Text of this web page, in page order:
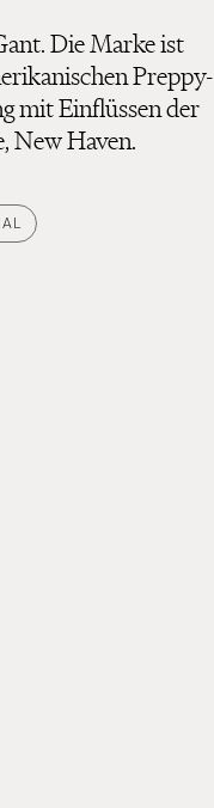
Die Marke ist
Preppy-
mit Einflüssen der
New Haven.